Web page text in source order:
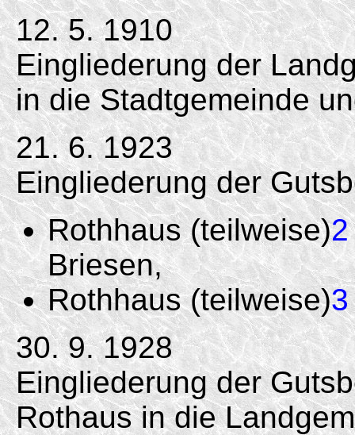
12. 5. 1910
Eingliederung der
in die Stadtgemeinde
21. 6. 1923
Eingliederung der
Rothhaus (teilweise)2
Briesen,
Rothhaus (teilweise)3
30. 9. 1928
Eingliederung der
Rothaus in die